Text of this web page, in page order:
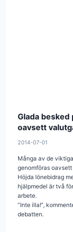
Glada
oavsett
2014-07-01
Många av de
genomföras oavsett
Höjda lönebidrag
hjälpmedel är två
arbete.
”Inte illa!”,
debatten.